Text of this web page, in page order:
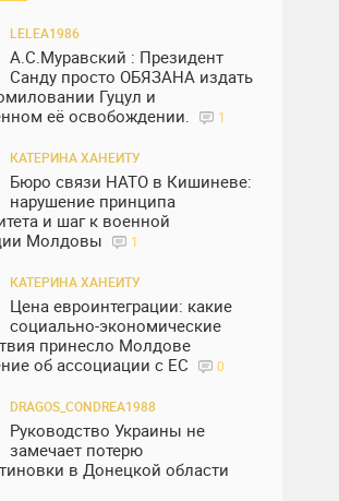
LELEA1986
А.С.Муравский : Президент
Санду просто ОБЯЗАНА издать
Гуцул и
её освобождении.
1
КАТЕРИНА ХАНЕИТУ
Бюро связи НАТО в Кишиневе:
нарушение принципа
и шаг к военной
Молдовы
1
КАТЕРИНА ХАНЕИТУ
Цена евроинтеграции: какие
социально-экономические
принесло Молдове
об ассоциации с ЕС
0
DRAGOS_CONDREA1988
Руководство Украины не
замечает потерю
в Донецкой области